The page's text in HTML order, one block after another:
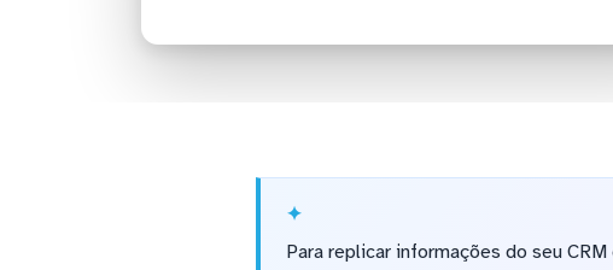
Para replicar informações do seu